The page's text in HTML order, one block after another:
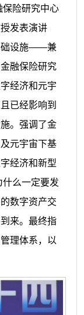
保险研究中心
发表演讲
础设施——兼
融保险研究
经济和元宇
已经影响到
。强调了金
元宇宙下基
经济和新型
么一定要发
数字资产交
来。最终指
理体系，以